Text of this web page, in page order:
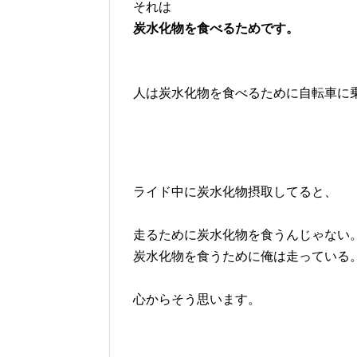
それは
炭水化物を食べるためです。
人は炭水化物を食べるために自転車に
ライド中に炭水化物摂取してると、
走るために炭水化物を食うんじゃない。
炭水化物を食うために俺は走っている。
心からそう思います。